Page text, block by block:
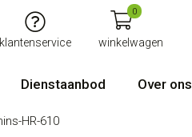
klantenservice
0
winkelwagen
Dienstaanbod Over ons
HR-610